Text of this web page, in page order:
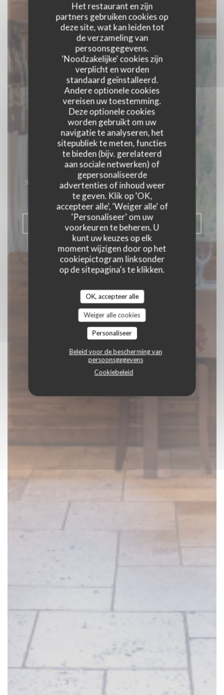
Het restaurant en zijn
partners gebruiken cookies op
deze site, wat kan leiden tot
de verzameling van
persoonsgegevens.
'Noodzakelijke' cookies zijn
verplicht en worden
standaard geïnstalleerd.
Andere optionele cookies
vereisen uw toestemming.
Deze optionele cookies
worden gebruikt om uw
navigatie te analyseren, het
sitepubliek te meten, functies
te bieden (bijv. gerelateerd
aan sociale netwerken) of
gepersonaliseerde
advertenties of inhoud weer
te geven. Klik op 'OK,
accepteer alle', 'Weiger alle' of
'Personaliseer' om uw
voorkeuren te beheren. U
kunt uw keuzes op elk
moment wijzigen door op het
cookiepictogram linksonder
op de sitepagina's te klikken.
OK, accepteer alle
Weiger alle cookies
Personaliseer
Beleid voor de bescherming van
persoonsgegevens
Cookiebeleid
LA POYA
SEMI-GASTRONOMISCH RESTAURANT |
CHATEL
RESERVEER EEN TAFEL